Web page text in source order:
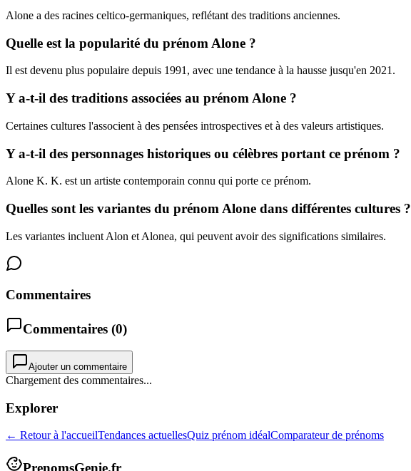
Alone a des racines celtico-germaniques, reflétant des traditions anciennes.
Quelle est la popularité du prénom Alone ?
Il est devenu plus populaire depuis 1991, avec une tendance à la hausse jusqu'en 2021.
Y a-t-il des traditions associées au prénom Alone ?
Certaines cultures l'associent à des pensées introspectives et à des valeurs artistiques.
Y a-t-il des personnages historiques ou célèbres portant ce prénom ?
Alone K. K. est un artiste contemporain connu qui porte ce prénom.
Quelles sont les variantes du prénom Alone dans différentes cultures ?
Les variantes incluent Alon et Alonea, qui peuvent avoir des significations similaires.
Commentaires
Commentaires (0)
Ajouter un commentaire
Chargement des commentaires...
Explorer
← Retour à l'accueilTendances actuellesQuiz prénom idéalComparateur de prénoms
PrenomsGenie.fr